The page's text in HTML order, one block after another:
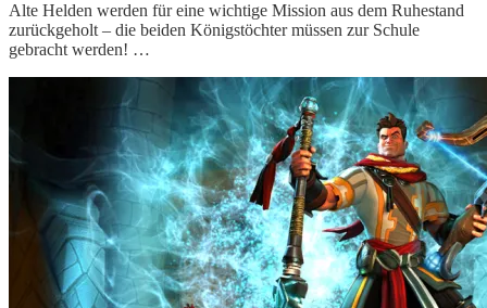
Alte Helden werden für eine wichtige Mission aus dem Ruhestand
zurückgeholt – die beiden Königstöchter müssen zur Schule
gebracht werden! …